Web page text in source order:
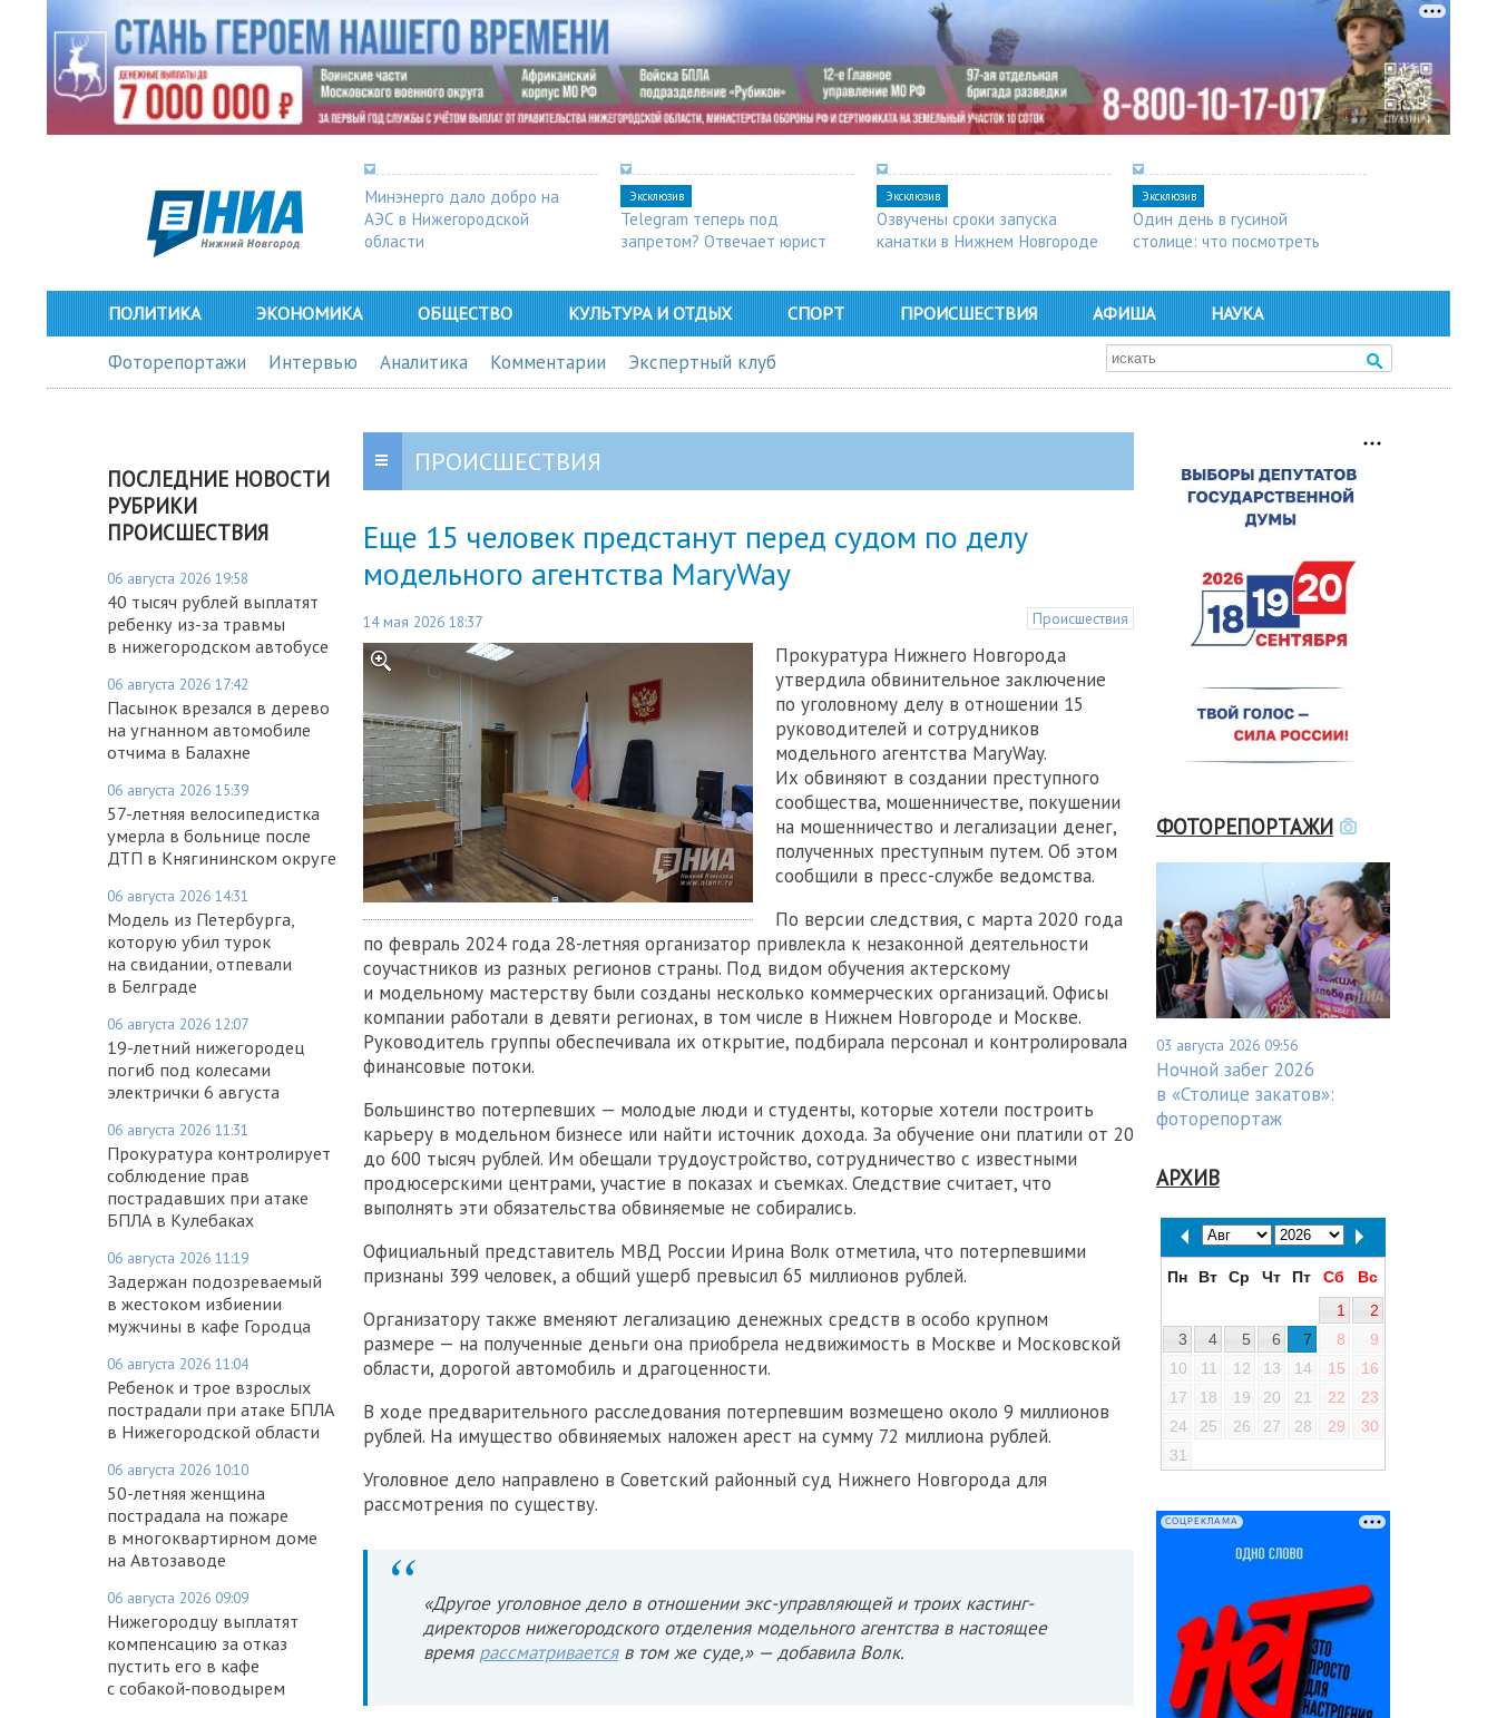
Минэнерго дало добро на
АЭС в Нижегородской
области
Эксклюзив
Telegram теперь под
запретом? Отвечает юрист
Эксклюзив
Озвучены сроки запуска
канатки в Нижнем Новгороде
Эксклюзив
Один день в гусиной
столице: что посмотреть
ПОЛИТИКА ЭКОНОМИКА ОБЩЕСТВО КУЛЬТУРА И ОТДЫХ СПОРТ ПРОИСШЕСТВИЯ АФИША НАУКА
Фоторепортажи Интервью Аналитика Комментарии Экспертный клуб
ПОСЛЕДНИЕ НОВОСТИ
РУБРИКИ
ПРОИСШЕСТВИЯ
06 августа 2026 19:58
40 тысяч рублей выплатят
ребенку из-за травмы
в нижегородском автобусе
06 августа 2026 17:42
Пасынок врезался в дерево
на угнанном автомобиле
отчима в Балахне
06 августа 2026 15:39
57-летняя велосипедистка
умерла в больнице после
ДТП в Княгининском округе
06 августа 2026 14:31
Модель из Петербурга,
которую убил турок
на свидании, отпевали
в Белграде
06 августа 2026 12:07
19-летний нижегородец
погиб под колесами
электрички 6 августа
06 августа 2026 11:31
Прокуратура контролирует
соблюдение прав
пострадавших при атаке
БПЛА в Кулебаках
06 августа 2026 11:19
Задержан подозреваемый
в жестоком избиении
мужчины в кафе Городца
06 августа 2026 11:04
Ребенок и трое взрослых
пострадали при атаке БПЛА
в Нижегородской области
06 августа 2026 10:10
50-летняя женщина
пострадала на пожаре
в многоквартирном доме
на Автозаводе
06 августа 2026 09:09
Нижегородцу выплатят
компенсацию за отказ
пустить его в кафе
с собакой‑поводырем
ПРОИСШЕСТВИЯ
Еще 15 человек предстанут перед судом по делу
модельного агентства MaryWay
14 мая 2026 18:37 Происшествия
Прокуратура Нижнего Новгорода
утвердила обвинительное заключение
по уголовному делу в отношении 15
руководителей и сотрудников
модельного агентства MaryWay.
Их обвиняют в создании преступного
сообщества, мошенничестве, покушении
на мошенничество и легализации денег,
полученных преступным путем. Об этом
сообщили в пресс-службе ведомства.
По версии следствия, с марта 2020 года
по февраль 2024 года 28-летняя организатор привлекла к незаконной деятельности
соучастников из разных регионов страны. Под видом обучения актерскому
и модельному мастерству были созданы несколько коммерческих организаций. Офисы
компании работали в девяти регионах, в том числе в Нижнем Новгороде и Москве.
Руководитель группы обеспечивала их открытие, подбирала персонал и контролировала
финансовые потоки.
Большинство потерпевших — молодые люди и студенты, которые хотели построить
карьеру в модельном бизнесе или найти источник дохода. За обучение они платили от 20
до 600 тысяч рублей. Им обещали трудоустройство, сотрудничество с известными
продюсерскими центрами, участие в показах и съемках. Следствие считает, что
выполнять эти обязательства обвиняемые не собирались.
Официальный представитель МВД России Ирина Волк отметила, что потерпевшими
признаны 399 человек, а общий ущерб превысил 65 миллионов рублей.
Организатору также вменяют легализацию денежных средств в особо крупном
размере — на полученные деньги она приобрела недвижимость в Москве и Московской
области, дорогой автомобиль и драгоценности.
В ходе предварительного расследования потерпевшим возмещено около 9 миллионов
рублей. На имущество обвиняемых наложен арест на сумму 72 миллиона рублей.
Уголовное дело направлено в Советский районный суд Нижнего Новгорода для
рассмотрения по существу.
«Другое уголовное дело в отношении экс-управляющей и троих кастинг-
директоров нижегородского отделения модельного агентства в настоящее
время рассматриваетсяв том же суде,» — добавила Волк.
ФОТОРЕПОРТАЖИ
03 августа 2026 09:56
Ночной забег 2026
в «Столице закатов»:
фоторепортаж
АРХИВ
Пн Вт Ср Чт Пт Сб
Вс
1
2
3
4 5 6 7 8
9
10
11 12 13 14 15
16
17
18 19 20 21 22
23
24
25 26 27 28 29
30
31
СОЦРЕКЛАМА